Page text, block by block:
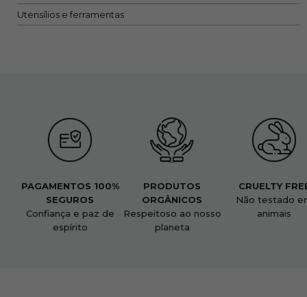
Utensílios e ferramentas
PAGAMENTOS 100%
SEGUROS
Confiança e paz de
espírito
PRODUTOS
ORGÂNICOS
Respeitoso ao nosso
planeta
CRUELTY
Não testado
animais